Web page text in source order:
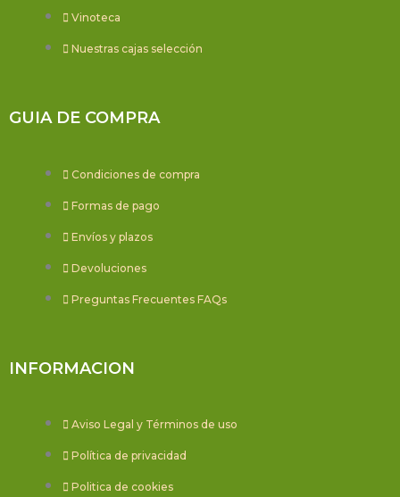
Vinoteca
Nuestras cajas selección
GUIA DE COMPRA
Condiciones de compra
Formas de pago
Envíos y plazos
Devoluciones
Preguntas Frecuentes FAQs
INFORMACION
Aviso Legal y Términos de uso
Política de privacidad
Politica de cookies